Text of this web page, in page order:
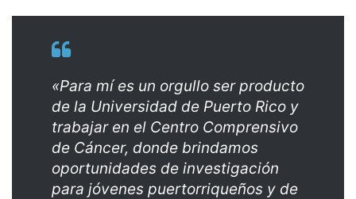
«Para mí es un orgullo ser producto
de la Universidad de Puerto Rico y
trabajar en el Centro Comprensivo
de Cáncer, donde brindamos
oportunidades de investigación
para jóvenes puertorriqueños y de